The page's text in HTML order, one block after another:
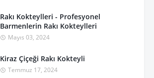
Rakı Kokteylleri - Profesyonel
Barmenlerin Rakı Kokteylleri
Mayıs 03, 2024
Kiraz Çiçeği Rakı Kokteyli
Temmuz 17, 2024